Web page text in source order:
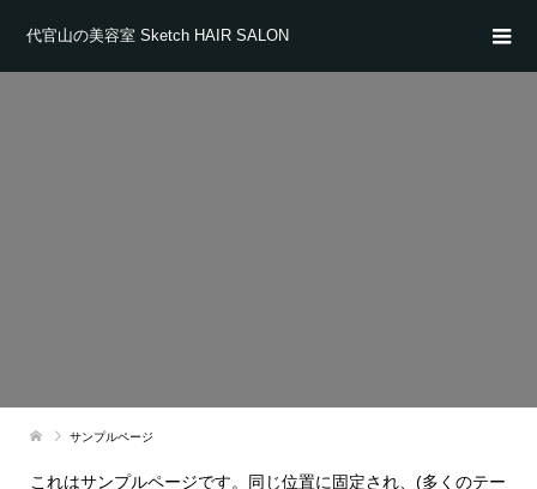
代官山の美容室 Sketch HAIR SALON
サンプルページ
これはサンプルページです。同じ位置に固定され、(多くのテー